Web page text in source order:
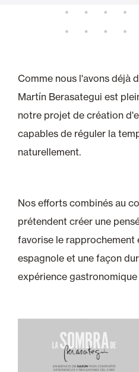
Comme nous l'avons déjà
Martín Berasategui est
notre projet de création
capables de réguler la
naturellement.
Nos efforts combinés au
prétendent créer une
favorise le rapprochement
espagnole et une façon
expérience